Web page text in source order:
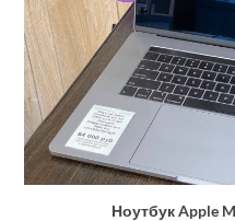
Ноутбук Apple